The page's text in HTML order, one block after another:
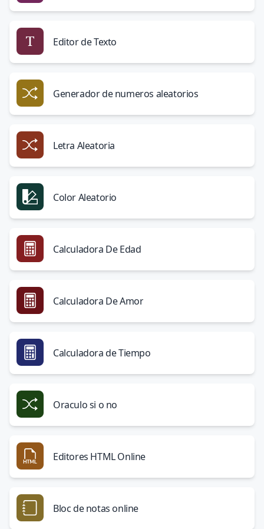
Editor de Texto
Generador de numeros aleatorios
Letra Aleatoria
Color Aleatorio
Calculadora De Edad
Calculadora De Amor
Calculadora de Tiempo
Oraculo si o no
Editores HTML Online
Bloc de notas online